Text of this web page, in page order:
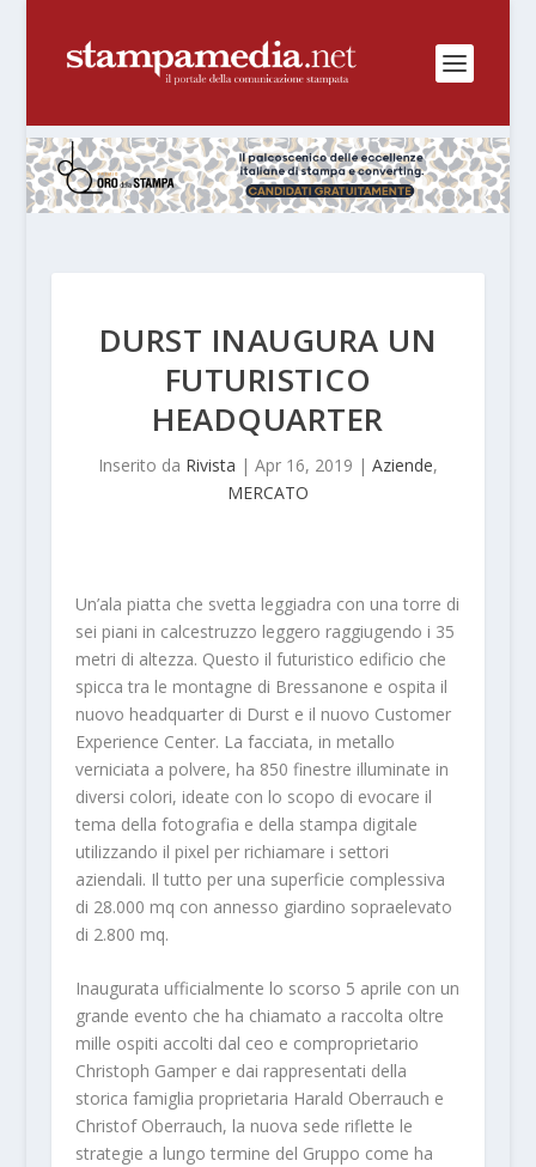
DURST INAUGURA UN
FUTURISTICO
HEADQUARTER
Inserito da Rivista | Apr 16, 2019 | Aziende,
MERCATO
Un’ala piatta che svetta leggiadra con una torre di
sei piani in calcestruzzo leggero raggiugendo i 35
metri di altezza. Questo il futuristico edificio che
spicca tra le montagne di Bressanone e ospita il
nuovo headquarter di Durst e il nuovo Customer
Experience Center. La facciata, in metallo
verniciata a polvere, ha 850 finestre illuminate in
diversi colori, ideate con lo scopo di evocare il
tema della fotografia e della stampa digitale
utilizzando il pixel per richiamare i settori
aziendali. Il tutto per una superficie complessiva
di 28.000 mq con annesso giardino sopraelevato
di 2.800 mq.
Inaugurata ufficialmente lo scorso 5 aprile con un
grande evento che ha chiamato a raccolta oltre
mille ospiti accolti dal ceo e comproprietario
Christoph Gamper e dai rappresentati della
storica famiglia proprietaria Harald Oberrauch e
Christof Oberrauch, la nuova sede riflette le
strategie a lungo termine del Gruppo come ha